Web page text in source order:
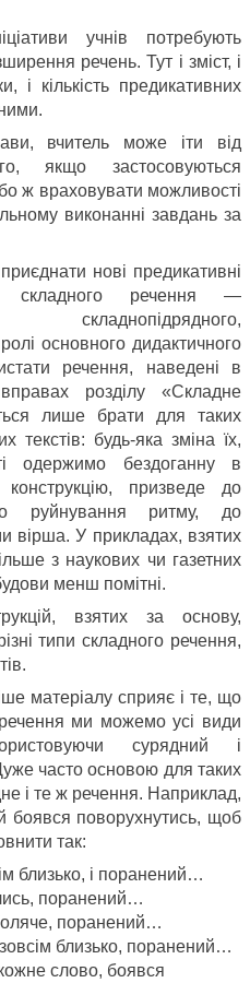
учнів потребують
речень. Тут і зміст, і
і кількість предикативних
вчитель може іти від
якщо застосовуються
ж враховувати можливості
виконанні завдань за
нові предикативні
складного речення —
основного дидактичного
речення, наведені в
розділу «Складне
лише брати для таких
текстів: будь-яка зміна їх,
одержимо бездоганну в
конструкцію, призведе до
руйнування ритму, до
вірша. У прикладах, взятих
з наукових чи газетних
менш помітні.
взятих за основу,
типи складного речення,
матеріалу сприяє і те, що
ми можемо усі види
сурядний і
часто основою для таких
і те ж речення. Наприклад,
боявся поворухнутись, щоб
так:
близько, і поранений…
поранений…
поранений…
близько, поранений…
слово, боявся